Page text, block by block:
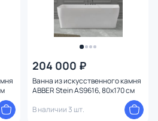
204 000 ₽
Ванна из искусственного камня
ABBER Stein AS9616, 80x170 см
В наличии 3 шт.